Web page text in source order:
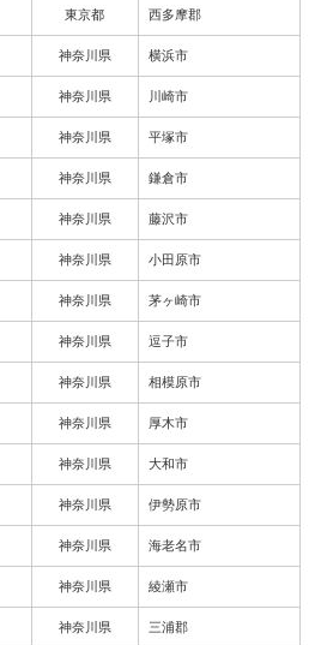
東京都 西多摩郡
神奈川県 横浜市
神奈川県 川崎市
神奈川県 平塚市
神奈川県 鎌倉市
神奈川県 藤沢市
神奈川県 小田原市
神奈川県 茅ヶ崎市
神奈川県 逗子市
神奈川県 相模原市
神奈川県 厚木市
神奈川県 大和市
神奈川県 伊勢原市
神奈川県 海老名市
神奈川県 綾瀬市
神奈川県 三浦郡